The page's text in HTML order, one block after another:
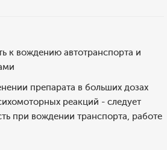
к вождению автотранспорта и
препарата в больших дозах
реакций - следует
при вождении транспорта, работе